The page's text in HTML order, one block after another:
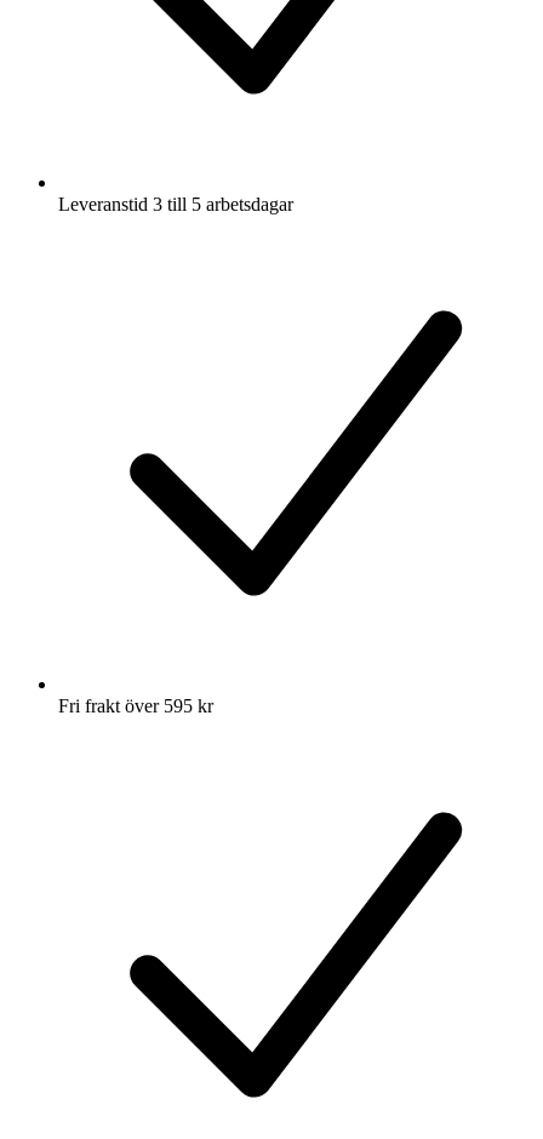
Leveranstid 3 till 5 arbetsdagar
Fri frakt över 595 kr